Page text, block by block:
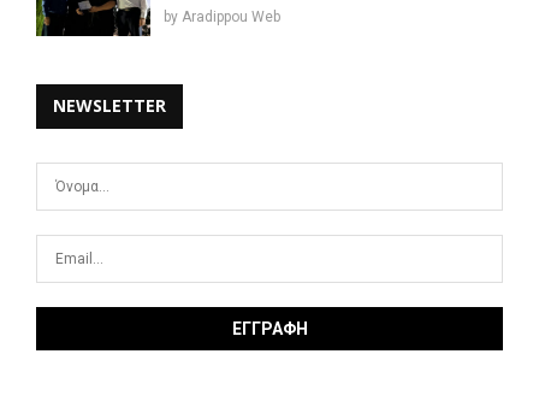
by Aradippou Web
NEWSLETTER